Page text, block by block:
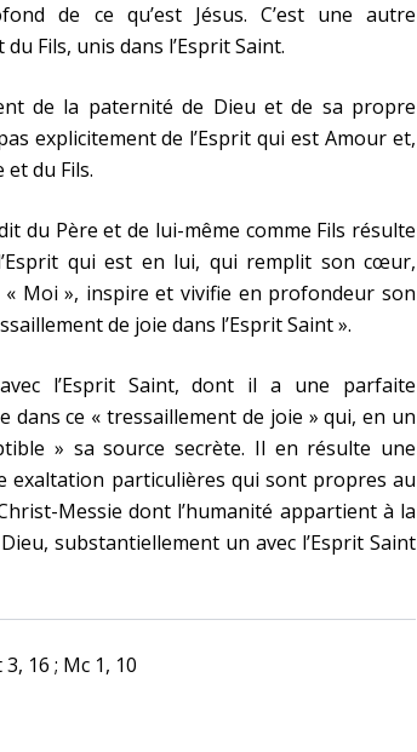
de ce qu’est Jésus. C’est une autre
Fils, unis dans l’Esprit Saint.
de la paternité de Dieu et de sa propre
explicitement de l’Esprit qui est Amour et,
du Fils.
du Père et de lui-même comme Fils résulte
qui est en lui, qui remplit son cœur,
Moi », inspire et vivifie en profondeur son
de joie dans l’Esprit Saint ».
l’Esprit Saint, dont il a une parfaite
dans ce « tressaillement de joie » qui, en un
» sa source secrète. Il en résulte une
exaltation particulières qui sont propres au
Messie dont l’humanité appartient à la
substantiellement un avec l’Esprit Saint
16 ; Mc 1, 10